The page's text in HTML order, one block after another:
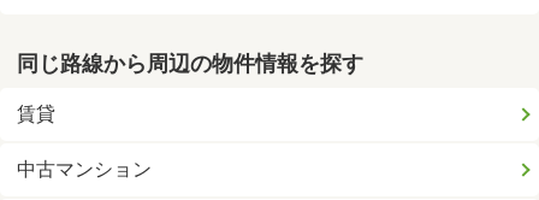
同じ路線から周辺の物件情報を探す
賃貸
中古マンション